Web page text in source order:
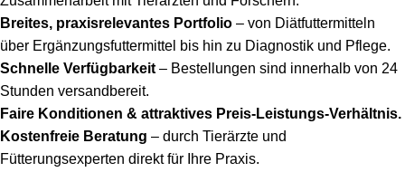
Breites, praxisrelevantes Portfolio – von Diätfuttermitteln
über Ergänzungsfuttermittel bis hin zu Diagnostik und Pflege.
Schnelle Verfügbarkeit – Bestellungen sind innerhalb von 24
Stunden versandbereit.
Faire Konditionen & attraktives Preis-Leistungs-Verhältnis.
Kostenfreie Beratung – durch Tierärzte und
Fütterungsexperten direkt für Ihre Praxis.